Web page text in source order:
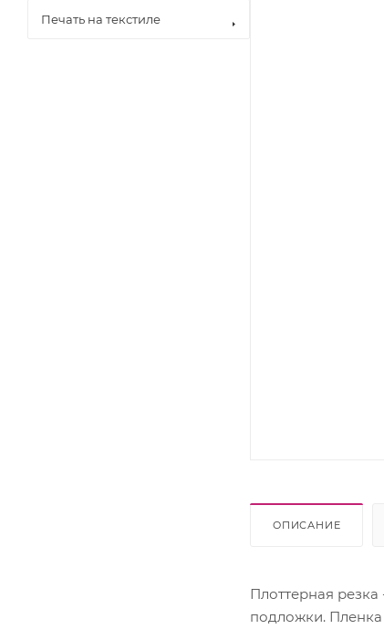
ОПИСАНИЕ
Плоттерная
подложки. Пленка
Печать на текстиле